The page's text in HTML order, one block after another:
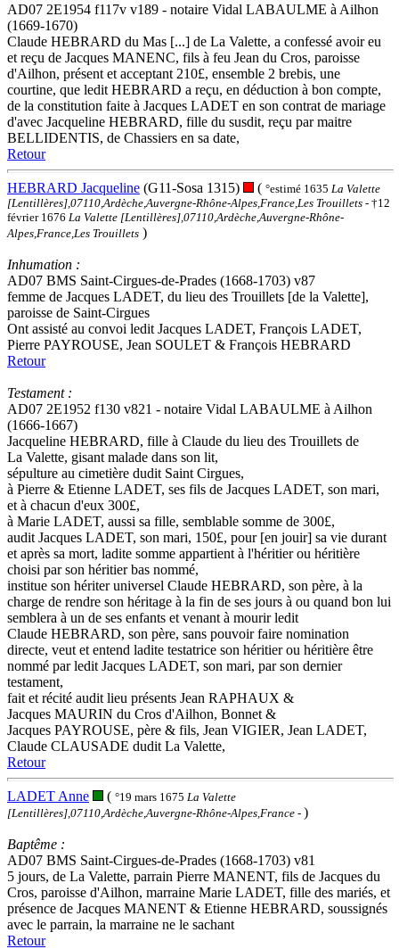
AD07 2E1954 f117v v189 - notaire Vidal LABAULME à Ailhon
(1669-1670)
Claude HEBRARD du Mas [...] de La Valette, a confessé avoir eu
et reçu de Jacques MANENC, fils à feu Jean du Cros, paroisse
d'Ailhon, présent et acceptant 210£, ensemble 2 brebis, une
courtine, que ledit HEBRARD a reçu, en déduction à bon compte,
de la constitution faite à Jacques LADET en son contrat de mariage
d'avec Jacqueline HEBRARD, fille du susdit, reçu par maitre
BELLIDENTIS, de Chassiers en sa date,
Retour
HEBRARD Jacqueline (G11-Sosa 1315) ( °estimé 1635 La Valette
[Lentillères],07110,Ardèche,Auvergne-Rhône-Alpes,France,Les Trouillets - †12
février 1676 La Valette [Lentillères],07110,Ardèche,Auvergne-Rhône-
Alpes,France,Les Trouillets )
Inhumation :
AD07 BMS Saint-Cirgues-de-Prades (1668-1703) v87
femme de Jacques LADET, du lieu des Trouillets [de la Valette],
paroisse de Saint-Cirgues
Ont assisté au convoi ledit Jacques LADET, François LADET,
Pierre PAYROUSE, Jean SOULET & François HEBRARD
Retour
Testament :
AD07 2E1952 f130 v821 - notaire Vidal LABAULME à Ailhon
(1666-1667)
Jacqueline HEBRARD, fille à Claude du lieu des Trouillets de
La Valette, gisant malade dans son lit,
sépulture au cimetière dudit Saint Cirgues,
à Pierre & Etienne LADET, ses fils de Jacques LADET, son mari,
et à chacun d'eux 300£,
à Marie LADET, aussi sa fille, semblable somme de 300£,
audit Jacques LADET, son mari, 150£, pour [en jouir] sa vie durant
et après sa mort, ladite somme appartient à l'héritier ou héritière
choisi par son héritier bas nommé,
institue son hériter universel Claude HEBRARD, son père, à la
charge de rendre son héritage à la fin de ses jours à ou quand bon lui
semblera à un de ses enfants et venant à mourir ledit
Claude HEBRARD, son père, sans pouvoir faire nomination
directe, veut et entend ladite testatrice son héritier ou héritière être
nommé par ledit Jacques LADET, son mari, par son dernier
testament,
fait et récité audit lieu présents Jean RAPHAUX &
Jacques MAURIN du Cros d'Ailhon, Bonnet &
Jacques PAYROUSE, père & fils, Jean VIGIER, Jean LADET,
Claude CLAUSADE dudit La Valette,
Retour
LADET Anne ( °19 mars 1675 La Valette
[Lentillères],07110,Ardèche,Auvergne-Rhône-Alpes,France - )
Baptême :
AD07 BMS Saint-Cirgues-de-Prades (1668-1703) v81
5 jours, de La Valette, parrain Pierre MANENT, fils de Jacques du
Cros, paroisse d'Ailhon, marraine Marie LADET, fille des mariés, et
présence de Jacques MANENT & Etienne HEBRARD, soussignés
avec le parrain, la marraine ne le sachant
Retour